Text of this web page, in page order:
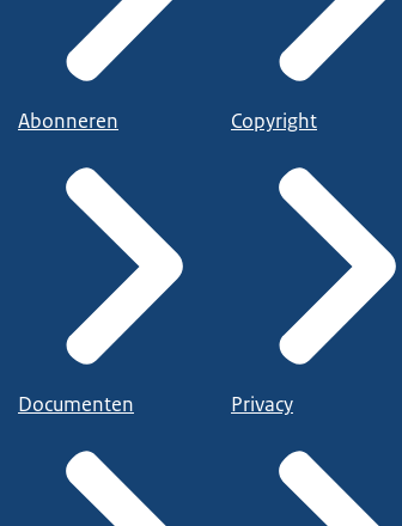
Abonneren
Documenten
Copyright
Privacy